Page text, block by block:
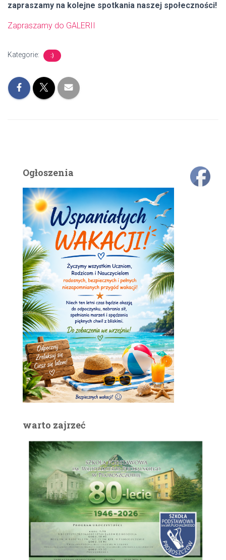
zapraszamy na kolejne spotkania naszej społeczności!
Zapraszamy do GALERII
Kategorie: :)
Ogłoszenia
warto zajrzeć